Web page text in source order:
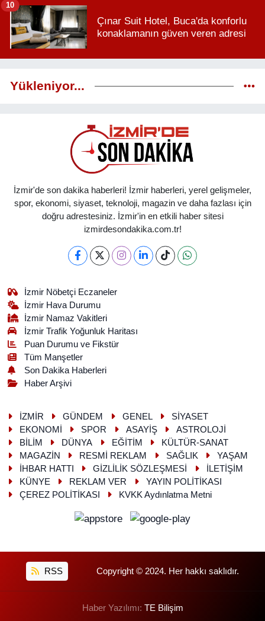
Çınar Suit Hotel, Buca'da konforlu
konaklamanın güven veren adresi
10
Yükleniyor...
İzmir'de son dakika haberleri! İzmir haberleri, yerel gelişmeler,
spor, ekonomi, siyaset, teknoloji, magazin ve daha fazlası için
doğru adrestesiniz. İzmir'in en etkili haber sitesi
izmirdesondakika.com.tr!
İzmir Nöbetçi Eczaneler
İzmir Hava Durumu
İzmir Namaz Vakitleri
İzmir Trafik Yoğunluk Haritası
Puan Durumu ve Fikstür
Tüm Manşetler
Son Dakika Haberleri
Haber Arşivi
İZMİR GÜNDEM GENEL
SİYASET
EKONOMİ
SPOR ASAYİŞ
ASTROLOJİ
BİLİM
DÜNYA EĞİTİM
KÜLTÜR-SANAT
MAGAZİN
RESMİ REKLAM SAĞLIK
YAŞAM
İHBAR HATTI
GİZLİLİK SÖZLEŞMESİ
İLETİŞİM
KÜNYE
REKLAM VER
YAYIN POLİTİKASI
ÇEREZ POLİTİKASI
KVKK Aydınlatma Metni
RSS Copyright © 2024. Her hakkı saklıdır.
Haber Yazılımı: TE Bilişim